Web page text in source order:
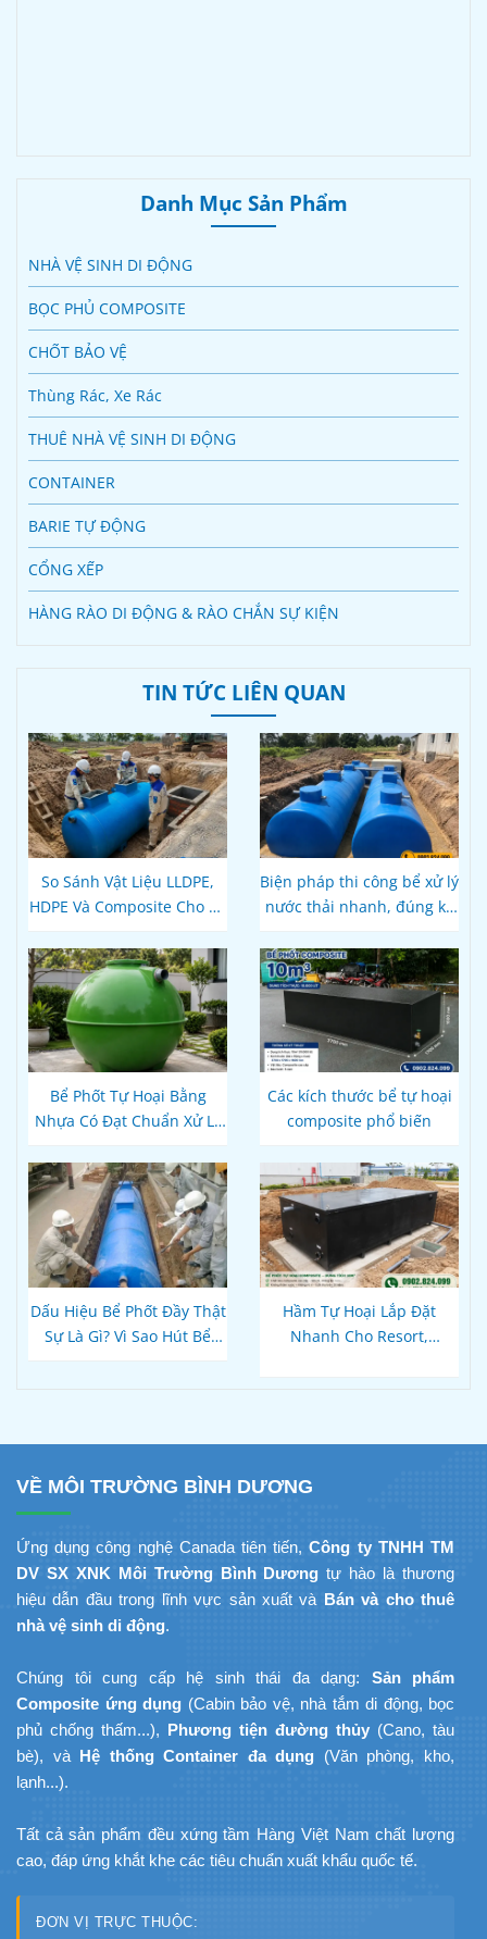
Danh Mục Sản Phẩm
NHÀ VỆ SINH DI ĐỘNG
BỌC PHỦ COMPOSITE
CHỐT BẢO VỆ
Thùng Rác, Xe Rác
THUÊ NHÀ VỆ SINH DI ĐỘNG
CONTAINER
BARIE TỰ ĐỘNG
CỔNG XẾP
HÀNG RÀO DI ĐỘNG & RÀO CHẮN SỰ KIỆN
TIN TỨC LIÊN QUAN
So Sánh Vật Liệu LLDPE,
HDPE Và Composite Cho Bể
Hơn, Đúng Kỹ Thuật?
Biện pháp thi công bể xử lý
nước thải nhanh, đúng kỹ
Bể Phốt Tự Hoại Bằng
Nhựa Có Đạt Chuẩn Xử Lý
Hiện Hành Không?
Các kích thước bể tự hoại
composite phổ biến
Dấu Hiệu Bể Phốt Đầy Thật
Sự Là Gì? Vì Sao Hút Bể
Chậm?
Hầm Tự Hoại Lắp Đặt
Nhanh Cho Resort,
Giang: Giải Pháp
VỀ MÔI TRƯỜNG BÌNH DƯƠNG
Ứng dụng công nghệ Canada tiên tiến,Công ty TNHH TM
DV SX XNK Môi Trường Bình Dương tự hào là thương
hiệu dẫn đầu trong lĩnh vực sản xuất và Bán và cho thuê
nhà vệ sinh di động.
Chúng tôi cung cấp hệ sinh thái đa dạng: Sản phẩm
Composite ứng dụng (Cabin bảo vệ, nhà tắm di động, bọc
phủ chống thấm...), Phương tiện đường thủy (Cano, tàu
bè), và Hệ thống Container đa dụng (Văn phòng, kho,
lạnh...).
Tất cả sản phẩm đều xứng tầm Hàng Việt Nam chất lượng
cao, đáp ứng khắt khe các tiêu chuẩn xuất khẩu quốc tế.
ĐƠN VỊ TRỰC THUỘC: